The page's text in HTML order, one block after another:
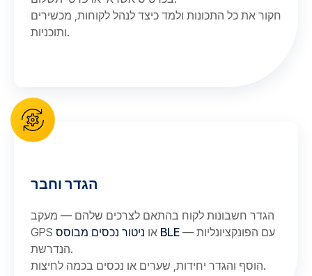
חקור את כל התכונות ולמד כיצד לנהל לקוחות, מכשירים
ותוכניות.
הגדר וחבר
הגדר חשבונות לקוח בהתאם לצרכים שלהם — מעקב
GPS או ניטור נכסים מבוסס BLE — עם הפונקציונליות
הנדרשת.
הוסף והגדר יחידות, שערים או נכסים בכמה לחיצות.